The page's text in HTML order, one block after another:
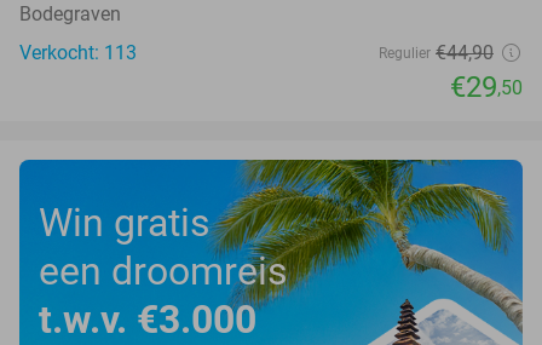
Bodegraven
Verkocht: 113
Regulier €44,90
€29,50
Win gratis
een droomreis
t.w.v. €3.000